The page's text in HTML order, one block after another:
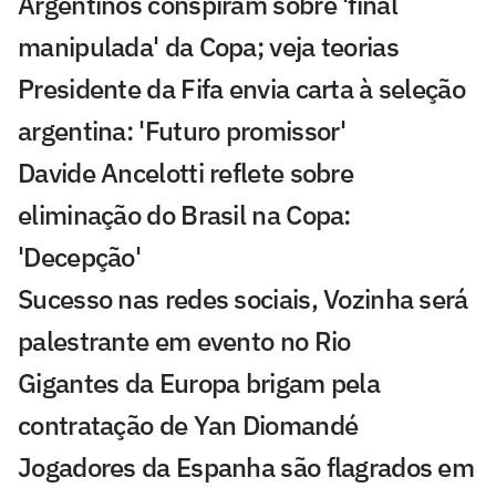
manipulada' da Copa; veja teorias
Presidente da Fifa envia carta à seleção
argentina: 'Futuro promissor'
Davide Ancelotti reflete sobre
eliminação do Brasil na Copa:
'Decepção'
Sucesso nas redes sociais, Vozinha será
palestrante em evento no Rio
Gigantes da Europa brigam pela
contratação de Yan Diomandé
Jogadores da Espanha são flagrados em